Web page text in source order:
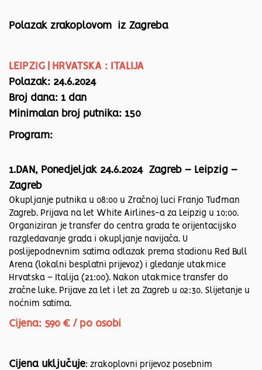
Polazak zrakoplovom iz Zagreba
LEIPZIG | HRVATSKA : ITALIJA
Polazak: 24.6.2024
Broj dana: 1 dan
Minimalan broj putnika: 150
Program:
1.DAN, Ponedjeljak 24.6.2024 Zagreb – Leipzig –
Zagreb
Okupljanje putnika u 08:00 u Zračnoj luci Franjo Tuđman
Zagreb. Prijava na let White Airlines-a za Leipzig u 10:00.
Organiziran je transfer do centra grada te orijentacijsko
razgledavanje grada i okupljanje navijača. U
poslijepodnevnim satima odlazak prema stadionu Red Bull
Arena (lokalni besplatni prijevoz) i gledanje utakmice
Hrvatska – Italija (21:00). Nakon utakmice transfer do
zračne luke. Prijave za let i let za Zagreb u 02:30. Slijetanje u
noćnim satima.
Cijena: 590 € / po osobi
Cijena uključuje: zrakoplovni prijevoz posebnim